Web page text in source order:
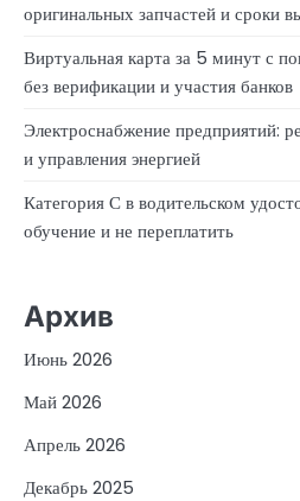
оригинальных запчастей и сроки
Виртуальная карта за 5 минут с
без верификации и участия банков
Электроснабжение предприятий:
и управления энергией
Категория С в водительском
обучение и не переплатить
Архив
Июнь 2026
Май 2026
Апрель 2026
Декабрь 2025